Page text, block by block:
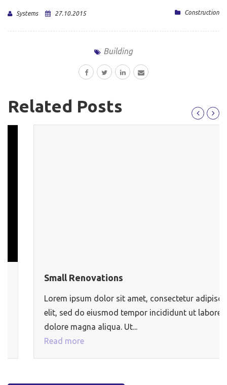
Systems 27.10.2015 Construction
Building
Related Posts
Small Renovations
Lorem ipsum dolor sit amet, consectetur adipiscing
elit, sed do eiusmod tempor incididunt ut labore et
dolore magna aliqua. Ut...
Read more